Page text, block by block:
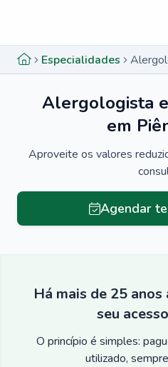
Especialidades
Alergologista
em
Aproveite os valores
Agendar
Há mais de 25
seu
O princípio é simples:
utilizado,